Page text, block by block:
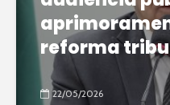
reforma
22/05/2026